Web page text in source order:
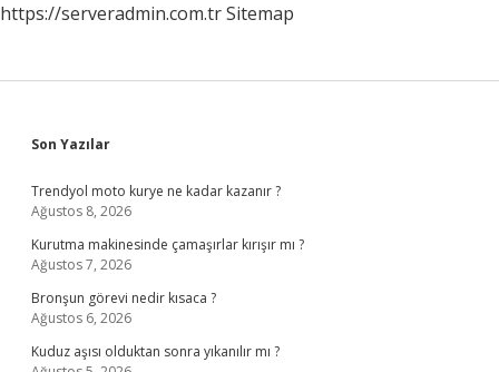
https://serveradmin.com.trSitemap
Sidebar
Son Yazılar
Trendyol moto kurye ne kadar kazanır ?
Ağustos 8, 2026
Kurutma makinesinde çamaşırlar kırışır mı ?
Ağustos 7, 2026
Bronşun görevi nedir kısaca ?
Ağustos 6, 2026
Kuduz aşısı olduktan sonra yıkanılır mı ?